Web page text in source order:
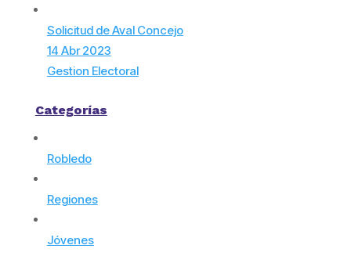
Solicitud de Aval Concejo
14 Abr 2023
Gestion Electoral
Categorías
Robledo
Regiones
Jóvenes